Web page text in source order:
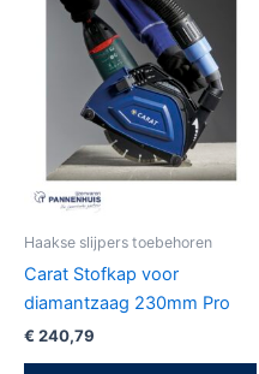
Haakse slijpers toebehoren
Carat Stofkap voor
diamantzaag 230mm Pro
€ 240,79